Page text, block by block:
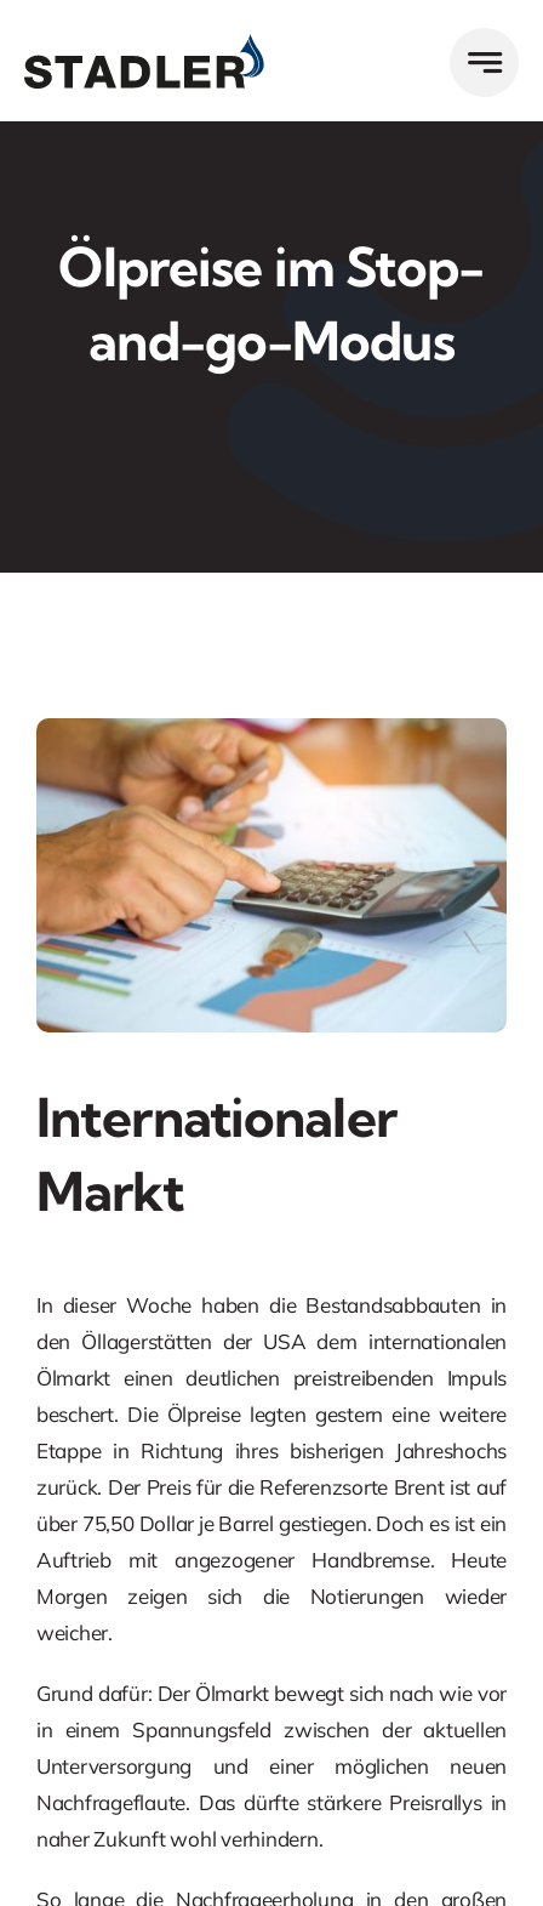
Inhalt
springen
Ölpreise im Stop-
and-go-Modus
Internationaler
Markt
In dieser Woche haben die Bestandsabbauten in
den Öllagerstätten der USA dem internationalen
Ölmarkt einen deutlichen preistreibenden Impuls
beschert. Die Ölpreise legten gestern eine weitere
Etappe in Richtung ihres bisherigen Jahreshochs
zurück. Der Preis für die Referenzsorte Brent ist auf
über 75,50 Dollar je Barrel gestiegen. Doch es ist ein
Auftrieb mit angezogener Handbremse. Heute
Morgen zeigen sich die Notierungen wieder
weicher.
Grund dafür: Der Ölmarkt bewegt sich nach wie vor
in einem Spannungsfeld zwischen der aktuellen
Unterversorgung und einer möglichen neuen
Nachfrageflaute. Das dürfte stärkere Preisrallys in
naher Zukunft wohl verhindern.
So lange die Nachfrageerholung in den großen